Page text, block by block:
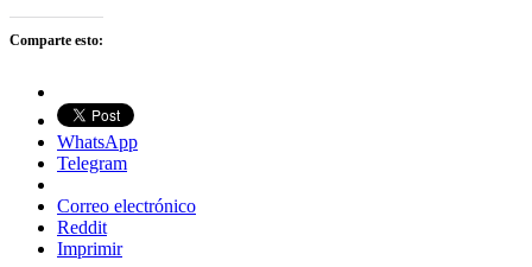
Comparte esto:
WhatsApp
Telegram
Correo electrónico
Reddit
Imprimir